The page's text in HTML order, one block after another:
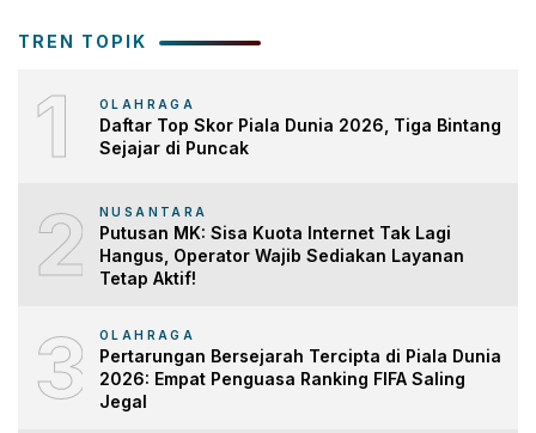
TREN TOPIK
1 OLAHRAGA
Daftar Top Skor Piala Dunia 2026, Tiga Bintang
Sejajar di Puncak
2 NUSANTARA
Putusan MK: Sisa Kuota Internet Tak Lagi
Hangus, Operator Wajib Sediakan Layanan
Tetap Aktif!
3 OLAHRAGA
Pertarungan Bersejarah Tercipta di Piala Dunia
2026: Empat Penguasa Ranking FIFA Saling
Jegal